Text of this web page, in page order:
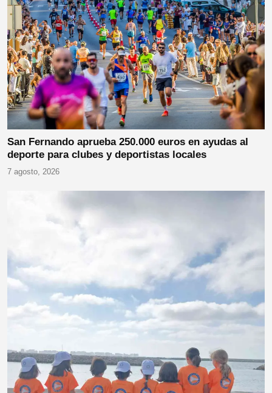
San Fernando aprueba 250.000 euros en ayudas al
deporte para clubes y deportistas locales
7 agosto, 2026